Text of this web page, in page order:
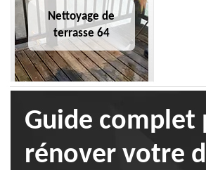
Nettoyage de
terrasse 64
Guide complet
rénover votre